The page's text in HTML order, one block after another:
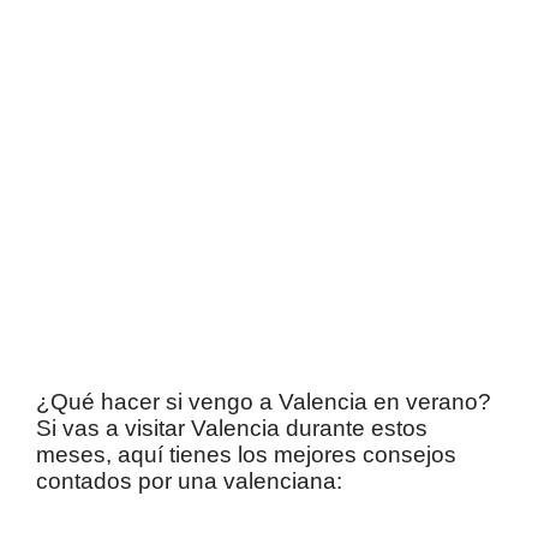
¿Qué hacer si vengo a Valencia en verano?
Si vas a visitar Valencia durante estos
meses, aquí tienes los mejores consejos
contados por una valenciana: